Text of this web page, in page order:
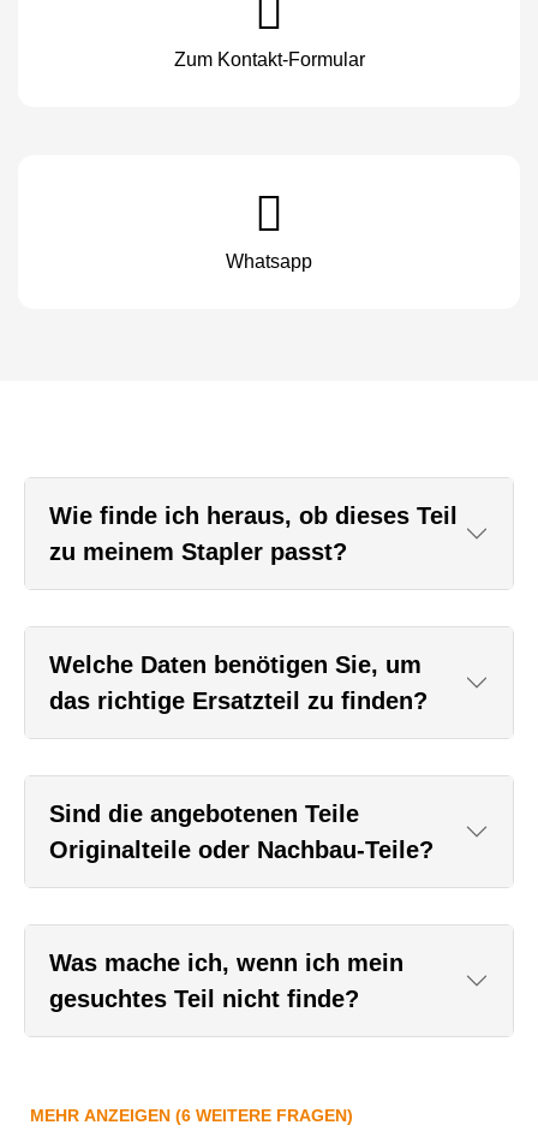
Zum Kontakt-Formular
Whatsapp
Wie finde ich heraus, ob dieses Teil
zu meinem Stapler passt?
Welche Daten benötigen Sie, um
das richtige Ersatzteil zu finden?
Sind die angebotenen Teile
Originalteile oder Nachbau-Teile?
Was mache ich, wenn ich mein
gesuchtes Teil nicht finde?
MEHR ANZEIGEN (6 WEITERE FRAGEN)